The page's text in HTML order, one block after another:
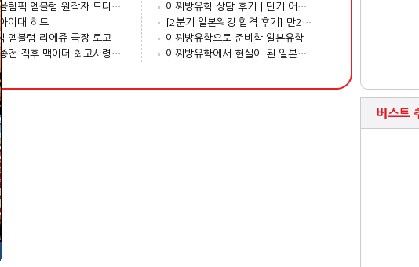
도쿄 올림픽 엠블럼 원작자 드디어 해명
이대 히트
올림픽 엠블럼 리에쥬 극장 로고와 흡사 의혹
일본 종전 직후 맥아더 최고사령관이 쓰던 사무실 특별 공개
이찌방유학 상담 후기｜단기 어학연수 준비, 상담부터 달랐던 이유(곽*영님)
[2분기 일본워킹 합격 후기] 만23세 자격증없이 1트 합격 (야옹먀먀)
이찌방유학으로 준비학 일본유학 첫걸음(김*석님)
이찌방유학에서 현실이 된 일본어학연수(마이스토리 김*윤)
접수완료
접수완료
접수완료
베스트